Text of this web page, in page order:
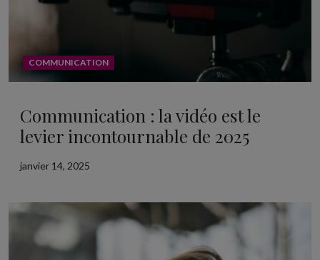
COMMUNICATION
Communication : la vidéo est le
levier incontournable de 2025
janvier 14, 2025